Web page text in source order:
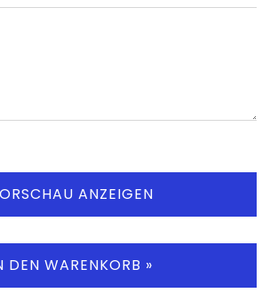
ANZEIGEN
DEN WARENKORB »